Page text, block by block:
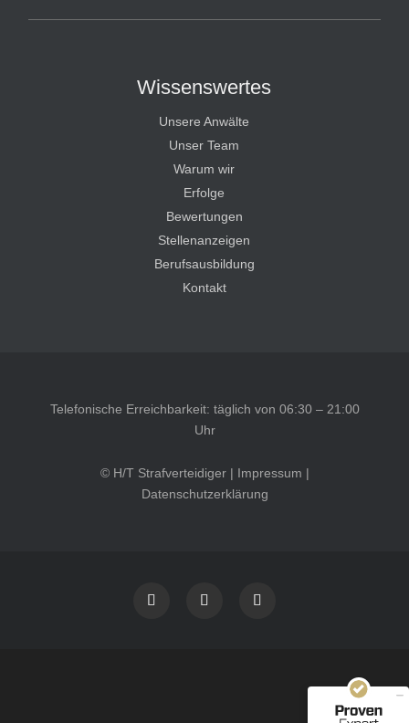
Wissenswertes
Unsere Anwälte
Unser Team
Warum wir
Erfolge
Bewertungen
Stellenanzeigen
Berufsausbildung
Kontakt
Telefonische Erreichbarkeit: täglich von 06:30 – 21:00
Uhr
© H/T Strafverteidiger | Impressum |
Datenschutzerklärung
40